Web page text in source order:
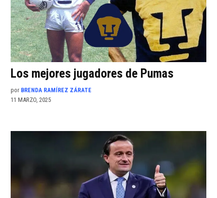
Los mejores jugadores de Pumas
por BRENDA RAMÍREZ ZÁRATE
11 MARZO, 2025